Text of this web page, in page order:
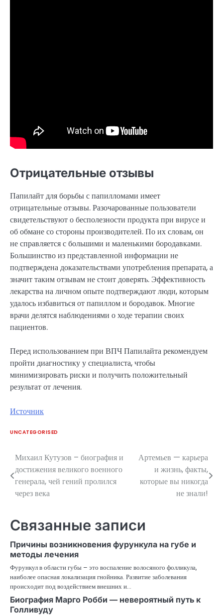
Отрицательные отзывы
Папилайт для борьбы с папилломами имеет
отрицательные отзывы. Разочарованные пользователи
свидетельствуют о бесполезности продукта при вирусе и
об обмане со стороны производителей. По их словам, он
не справляется с большими и маленькими бородавками.
Большинство из представленной информации не
подтверждена доказательствами употребления препарата, а
значит таким отзывам не стоит доверять. Эффективность
лекарства на личном опыте подтверждают люди, которым
удалось избавиться от папиллом и бородавок. Многие
врачи делятся наблюдениями о ходе терапии своих
пациентов.
Перед использованием при ВПЧ Папилайта рекомендуем
пройти диагностику у специалиста, чтобы
минимизировать риски и получить положительный
результат от лечения.
Источник
UNCATEGORISED
Навигация
по
записям
Михаил Кутузов – биография и
достижения великого военного
генерала, чей гений пролился
через века
Артемьев — карьера
и жизнь, факты,
которые вы никогда
не знали!
Связанные записи
Причины возникновения фурункула на губе и
методы лечения
Фурункул в области губы – это воспаление волосяного фолликула,
наиболее опасная локализация гнойника. Развитие заболевания
происходит под воздействием внешних и…
Биография Марго Робби — невероятный путь к
Голливуду